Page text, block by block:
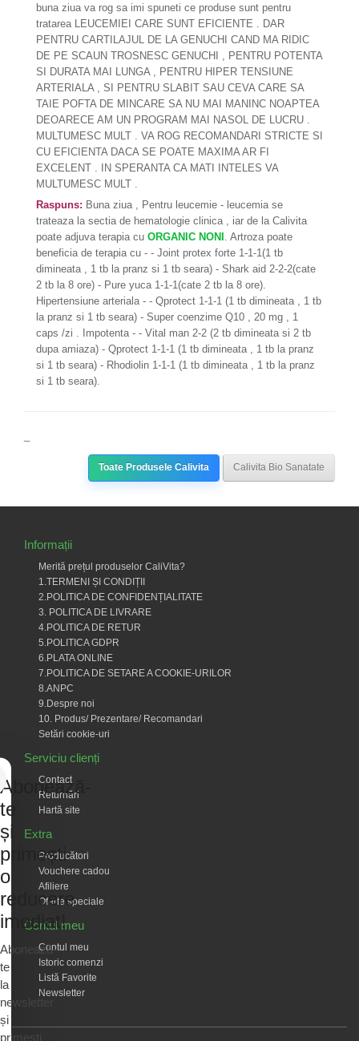
buna ziua va rog sa imi spuneti ce produse sunt pentru
tratarea LEUCEMIEI CARE SUNT EFICIENTE . DAR
PENTRU CARTILAJUL DE LA GENUCHI CAND MA RIDIC
DE PE SCAUN TROSNESC GENUCHI , PENTRU POTENTA
SI DURATA MAI LUNGA , PENTRU HIPER TENSIUNE
ARTERIALA , SI PENTRU SLABIT SAU CEVA CARE SA
TAIE POFTA DE MINCARE SA NU MAI MANINC NOAPTEA
DEOARECE AM UN PROGRAM MAI NASOL DE LUCRU .
MULTUMESC MULT . VA ROG RECOMANDARI STRICTE SI
CU EFICIENTA DACA SE POATE MAXIMA AR FI
EXCELENT . IN SPERANTA CA MATI INTELES VA
MULTUMESC MULT .
Raspuns: Buna ziua , Pentru leucemie - leucemia se
trateaza la sectia de hematologie clinica , iar de la Calivita
poate adjuva terapia cu ORGANIC NONI . Artroza poate
beneficia de terapia cu - - Joint protex forte 1-1-1(1 tb
dimineata , 1 tb la pranz si 1 tb seara) - Shark aid 2-2-2(cate
2 tb la 8 ore) - Pure yuca 1-1-1(cate 2 tb la 8 ore).
Hipertensiune arteriala - - Qprotect 1-1-1 (1 tb dimineata , 1 tb
la pranz si 1 tb seara) - Super coenzime Q10 , 20 mg , 1
caps /zi . Impotenta - - Vital man 2-2 (2 tb dimineata si 2 tb
dupa amiaza) - Qprotect 1-1-1 (1 tb dimineata , 1 tb la pranz
si 1 tb seara) - Rhodiolin 1-1-1 (1 tb dimineata , 1 tb la pranz
si 1 tb seara).
Toate Produsele Calivita Calivita Bio Sanatate
Informații
Merită prețul produselor CaliVita?
1.TERMENI ȘI CONDIȚII
2.POLITICA DE CONFIDENȚIALITATE
3. POLITICA DE LIVRARE
4.POLITICA DE RETUR
5.POLITICA GDPR
6.PLATA ONLINE
7.POLITICA DE SETARE A COOKIE-URILOR
8.ANPC
9.Despre noi
10. Produs/ Prezentare/ Recomandari
Setări cookie-uri
Serviciu clienți
Contact
Returnări
Hartă site
Extra
Producători
Vouchere cadou
Afiliere
Oferte speciale
Contul meu
Contul meu
Istoric comenzi
Listă Favorite
Newsletter
Abonează-
te
și
primești
o
reducere
imediat!
Abonează-
te
la
newsletter
și
primești